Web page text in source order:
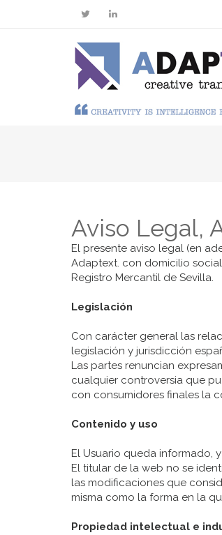
Aviso Legal,
El presente aviso legal (en
Adaptext. con domicilio social
Registro Mercantil de Sevilla.
Legislación
Con carácter general las
legislación y jurisdicción
Las partes renuncian
cualquier controversia que
con consumidores finales la
Contenido y uso
El Usuario queda informado,
El titular de la web no se
las modificaciones que
misma como la forma en la
Propiedad intelectual e